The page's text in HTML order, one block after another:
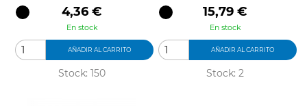
Precio
4,36 €
En stock
AÑADIR AL CARRITO
Stock: 150
Precio
15,79 €
En stock
AÑADIR AL CARRITO
Stock: 2